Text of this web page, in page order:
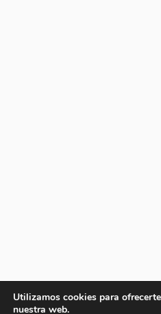
Utilizamos cookies para
nuestra web.